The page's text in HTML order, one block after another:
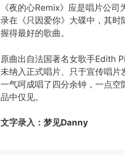
《夜的心Remix》应是唱片公
录在《只因爱你》大碟中，其
握得最好的歌曲。
原曲出自法国著名女歌手Edith
未纳入正式唱片、只于宣传唱
一气呵成唱了四分余钟，一点
品中仅见。
文字录入：梦见Danny